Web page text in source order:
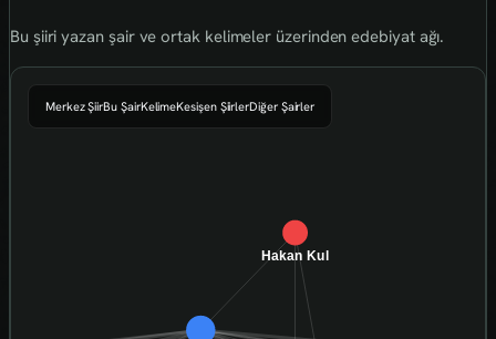
Bu şiiri yazan şair ve ortak kelimeler üzerinden edebiyat ağı.
Merkez ŞiirBu ŞairKelimeKesişen ŞiirlerDiğer Şairler